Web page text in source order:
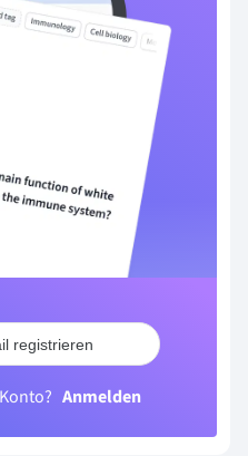
registrieren
Anmelden